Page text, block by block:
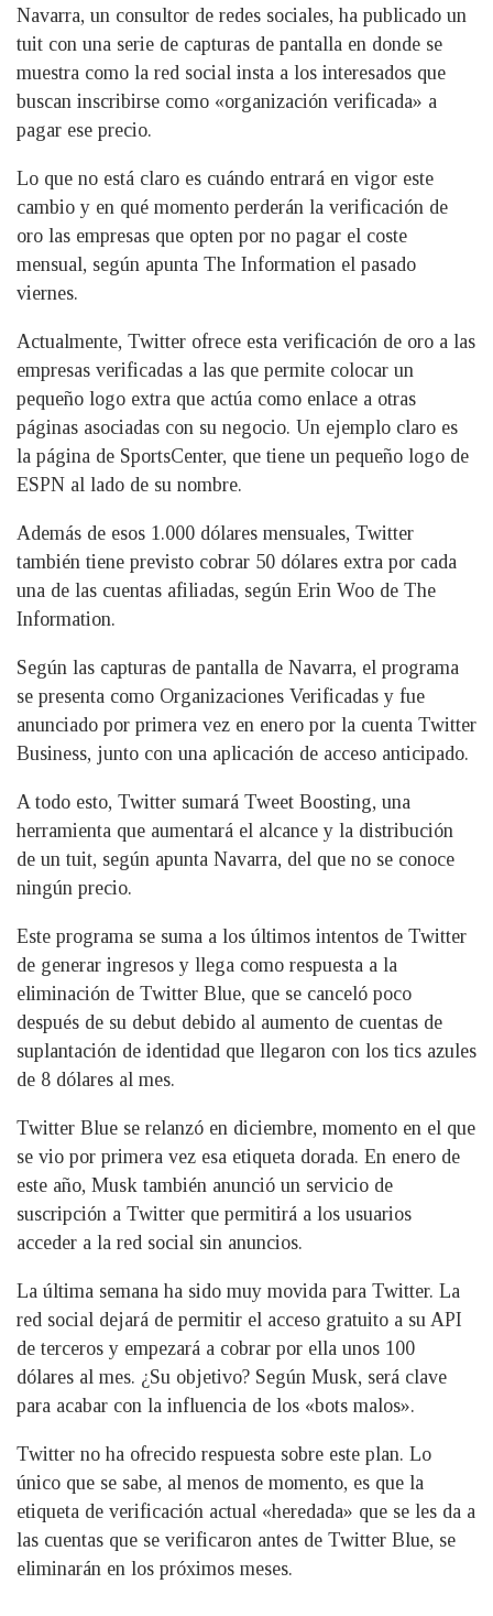
Navarra, un consultor de redes sociales, ha publicado un
tuit con una serie de capturas de pantalla en donde se
muestra como la red social insta a los interesados que
buscan inscribirse como «organización verificada» a
pagar ese precio.
Lo que no está claro es cuándo entrará en vigor este
cambio y en qué momento perderán la verificación de
oro las empresas que opten por no pagar el coste
mensual, según apunta The Information el pasado
viernes.
Actualmente, Twitter ofrece esta verificación de oro a las
empresas verificadas a las que permite colocar un
pequeño logo extra que actúa como enlace a otras
páginas asociadas con su negocio. Un ejemplo claro es
la página de SportsCenter, que tiene un pequeño logo de
ESPN al lado de su nombre.
Además de esos 1.000 dólares mensuales, Twitter
también tiene previsto cobrar 50 dólares extra por cada
una de las cuentas afiliadas, según Erin Woo de The
Information.
Según las capturas de pantalla de Navarra, el programa
se presenta como Organizaciones Verificadas y fue
anunciado por primera vez en enero por la cuenta Twitter
Business, junto con una aplicación de acceso anticipado.
A todo esto, Twitter sumará Tweet Boosting, una
herramienta que aumentará el alcance y la distribución
de un tuit, según apunta Navarra, del que no se conoce
ningún precio.
Este programa se suma a los últimos intentos de Twitter
de generar ingresos y llega como respuesta a la
eliminación de Twitter Blue, que se canceló poco
después de su debut debido al aumento de cuentas de
suplantación de identidad que llegaron con los tics azules
de 8 dólares al mes.
Twitter Blue se relanzó en diciembre, momento en el que
se vio por primera vez esa etiqueta dorada. En enero de
este año, Musk también anunció un servicio de
suscripción a Twitter que permitirá a los usuarios
acceder a la red social sin anuncios.
La última semana ha sido muy movida para Twitter. La
red social dejará de permitir el acceso gratuito a su API
de terceros y empezará a cobrar por ella unos 100
dólares al mes. ¿Su objetivo? Según Musk, será clave
para acabar con la influencia de los «bots malos».
Twitter no ha ofrecido respuesta sobre este plan. Lo
único que se sabe, al menos de momento, es que la
etiqueta de verificación actual «heredada» que se les da a
las cuentas que se verificaron antes de Twitter Blue, se
eliminarán en los próximos meses.